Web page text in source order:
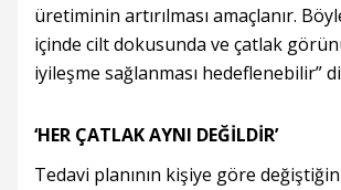
üretiminin artırılması amaçlanır.
içinde cilt dokusunda ve çatlak
iyileşme sağlanması hedeflenebilir”
‘HER ÇATLAK AYNI DEĞİLDİR’
Tedavi planının kişiye göre